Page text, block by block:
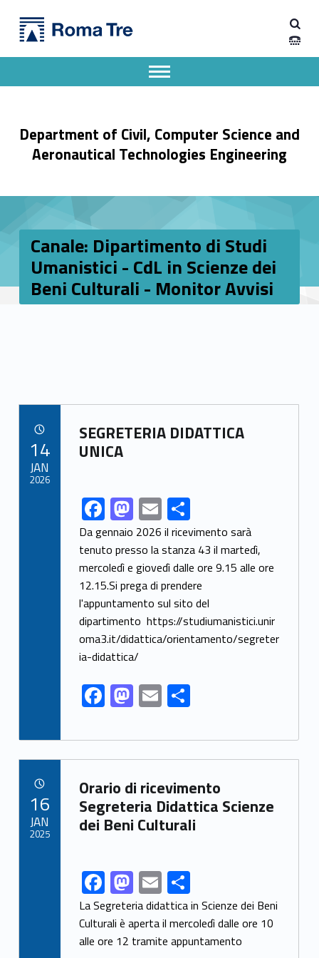
Canale: Dipartimento di Studi Umanistici - CdL in Scienze dei Beni Culturali - Monitor Avvisi - Dipartimento di Ingegneria Civile, Informatica e delle Tecnologie Aeronautiche
Department of Civil, Computer Science and
Aeronautical Technologies Engineering
Apri il menu secondario
Header info sidebar
Canale: Dipartimento di Studi
Umanistici - CdL in Scienze dei
Beni Culturali - Monitor Avvisi
Link identifier archive #link-archive-48273
SEGRETERIA DIDATTICA
UNICA
Link identifier share facebook archive #share-link-archive-46668F
ac
e
b
o
o
k
M
as
to
d
o
n
E
m
ai
l
S
h
ar
e
Da gennaio 2026 il ricevimento sarà
tenuto presso la stanza 43 il martedì,
mercoledì e giovedì dalle ore 9.15 alle ore
12.15.Si prega di prendere
l'appuntamento sul sito del
dipartimento https://studiumanistici.unir
oma3.it/didattica/orientamento/segreter
ia-didattica/
F
ac
e
b
o
o
k
M
as
to
d
o
n
E
m
ai
l
S
ar
e
14
JAN
2026
Link identifier archive #link-archive-58119
Orario di ricevimento
Segreteria Didattica Scienze
dei Beni Culturali
Link identifier share facebook archive #share-link-archive-91947F
ac
e
b
M
as
to
d
E
m
ai
l
S
h
ar
e
La Segreteria didattica in Scienze dei Beni
Culturali è aperta il mercoledì dalle ore 10
alle ore 12 tramite appuntamento
16
JAN
2025